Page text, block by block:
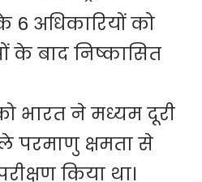
अधिकारियों को
के बाद निष्कासित
भारत ने मध्यम दूरी
परमाणु क्षमता से
किया था।